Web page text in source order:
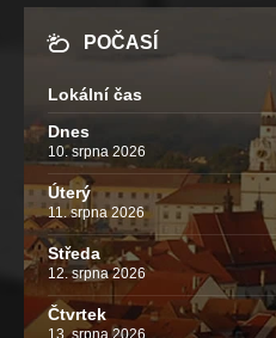
POČASÍ
Lokální čas
Dnes
10. srpna 2026
Úterý
11. srpna 2026
Středa
12. srpna 2026
Čtvrtek
13. srpna 2026